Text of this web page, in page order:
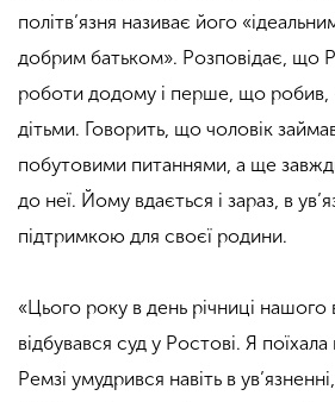
політв’язня називає його
добрим батьком». Розповідає, що
роботи додому і перше, що робив,
дітьми. Говорить, що чоловік
побутовими питаннями, а ще
до неї. Йому вдається і зараз, в
підтримкою для своєї родини.
«Цього року в день річниці нашого
відбувався суд у Ростові. Я поїхала
Ремзі умудрився навіть в